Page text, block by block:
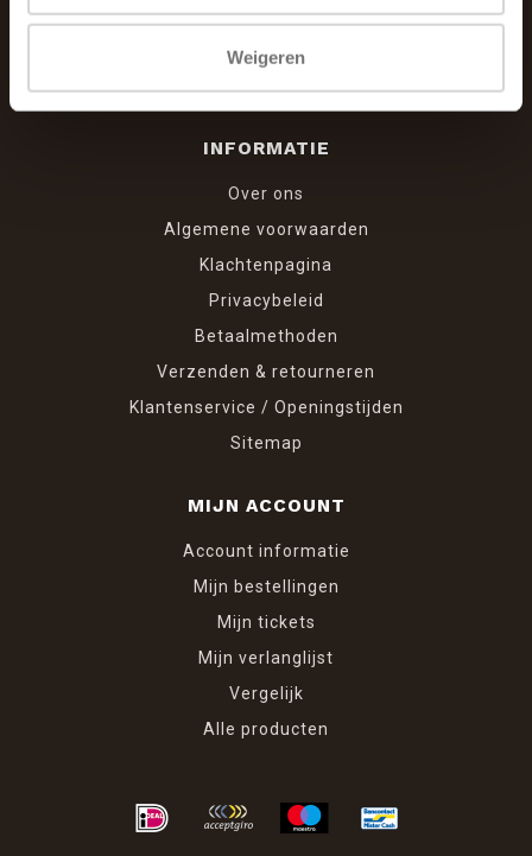
Weigeren
INFORMATIE
Over ons
Algemene voorwaarden
Klachtenpagina
Privacybeleid
Betaalmethoden
Verzenden & retourneren
Klantenservice / Openingstijden
Sitemap
MIJN ACCOUNT
Account informatie
Mijn bestellingen
Mijn tickets
Mijn verlanglijst
Vergelijk
Alle producten